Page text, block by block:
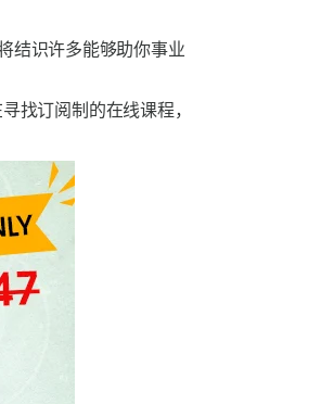
结识许多能够助你事业
找订阅制的在线课程，